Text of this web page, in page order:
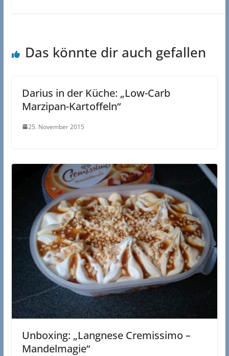
Das könnte dir auch gefallen
Darius in der Küche: „Low-Carb
Marzipan-Kartoffeln“
25. November 2015
Unboxing: „Langnese Cremissimo –
Mandelmagie“